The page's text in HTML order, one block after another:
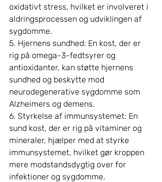
oxidativt stress, hvilket er involveret i
aldringsprocessen og udviklingen af
sygdomme.
5. Hjernens sundhed: En kost, der er
rig på omega-3-fedtsyrer og
antioxidanter, kan støtte hjernens
sundhed og beskytte mod
neurodegenerative sygdomme som
Alzheimers og demens.
6. Styrkelse af immunsystemet: En
sund kost, der er rig på vitaminer og
mineraler, hjælper med at styrke
immunsystemet, hvilket gør kroppen
mere modstandsdygtig over for
infektioner og sygdomme.